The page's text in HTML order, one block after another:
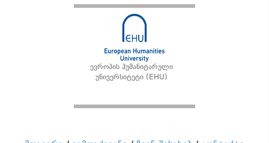
ევროპის ჰუმანიტარული
უნივერსიტეტი (EHU)